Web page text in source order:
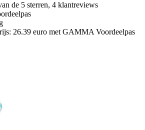
de 5 sterren, 4 klantreviews
26.39 euro met GAMMA Voordeelpas